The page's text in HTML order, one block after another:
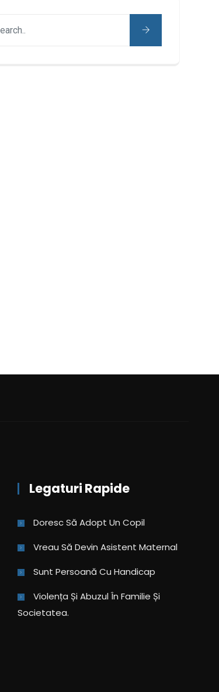
Legaturi Rapide
Doresc Să Adopt Un Copil
Vreau Să Devin Asistent Maternal
Sunt Persoană Cu Handicap
Violența Și Abuzul În Familie Și
Societatea.